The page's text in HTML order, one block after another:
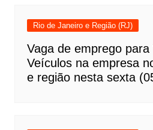
Rio de Janeiro e Região (RJ)
Vaga de emprego
Veículos na empresa
e região nesta sexta